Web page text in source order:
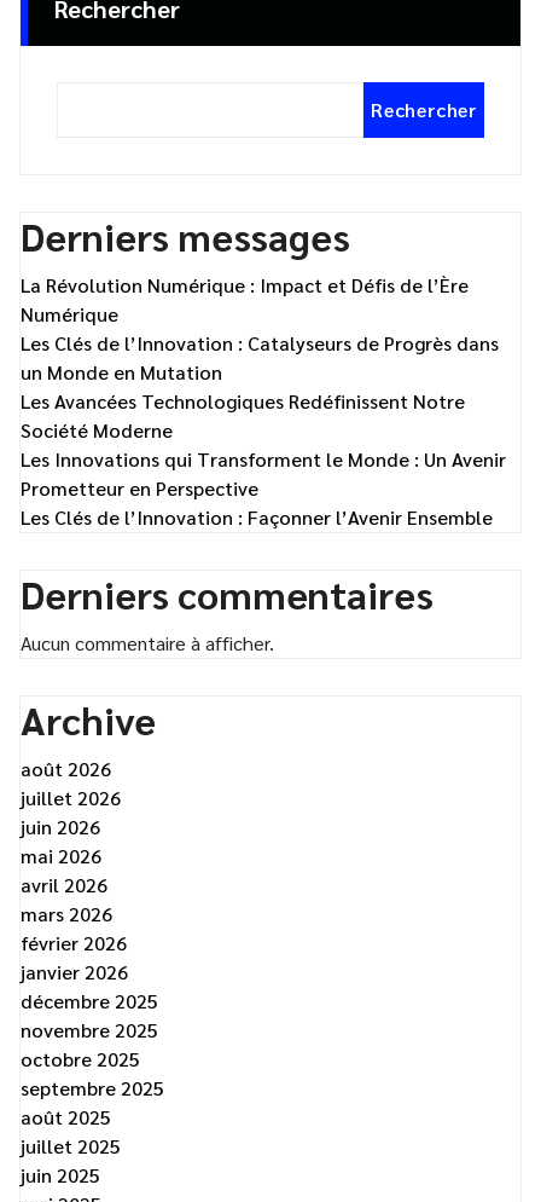
Rechercher
Rechercher
Derniers messages
La Révolution Numérique : Impact et Défis de l’Ère
Numérique
Les Clés de l’Innovation : Catalyseurs de Progrès dans
un Monde en Mutation
Les Avancées Technologiques Redéfinissent Notre
Société Moderne
Les Innovations qui Transforment le Monde : Un Avenir
Prometteur en Perspective
Les Clés de l’Innovation : Façonner l’Avenir Ensemble
Derniers commentaires
Aucun commentaire à afficher.
Archive
août 2026
juillet 2026
juin 2026
mai 2026
avril 2026
mars 2026
février 2026
janvier 2026
décembre 2025
novembre 2025
octobre 2025
septembre 2025
août 2025
juillet 2025
juin 2025